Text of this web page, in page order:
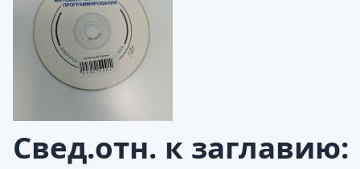
Свед.отн. к заглавию: